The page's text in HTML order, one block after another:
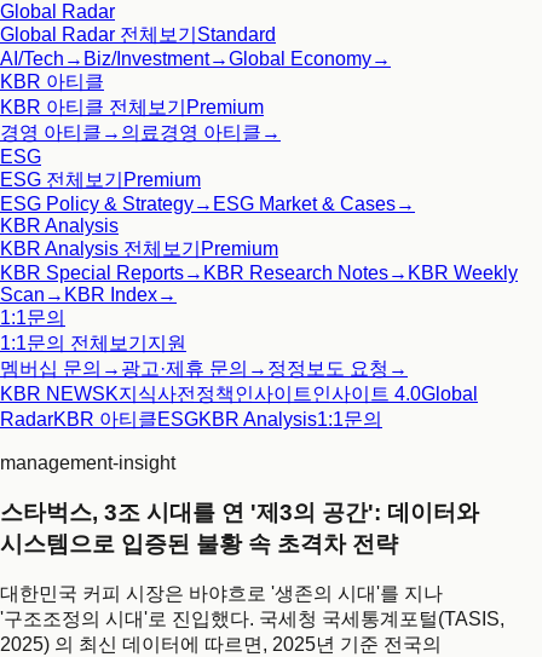
Global Radar
Global Radar 전체보기 Standard
AI/Tech → Biz/Investment→Global Economy→
KBR 아티클
KBR 아티클 전체보기 Premium
경영 아티클 → 의료경영 아티클 →
ESG
ESG 전체보기 Premium
ESG Policy & Strategy→ ESG Market & Cases→
KBR Analysis
KBR Analysis 전체보기 Premium
KBR Special Reports→ KBR Research Notes→ KBR Weekly
Scan → KBR Index→
1:1문의
1:1문의 전체보기 지원
멤버십 문의 → 광고·제휴 문의 → 정정보도 요청 →
KBR NEWSK지식사전 정책인사이트인사이트 4.0Global
RadarKBR 아티클ESGKBR Analysis1:1문의
management-insight
스타벅스, 3조 시대를 연 '제3의 공간': 데이터와
시스템으로 입증된 불황 속 초격차 전략
대한민국 커피 시장은 바야흐로 '생존의 시대'를 지나
'구조조정의 시대'로 진입했다. 국세청 국세통계포털(TASIS,
2025) 의 최신 데이터에 따르면, 2025년 기준 전국의